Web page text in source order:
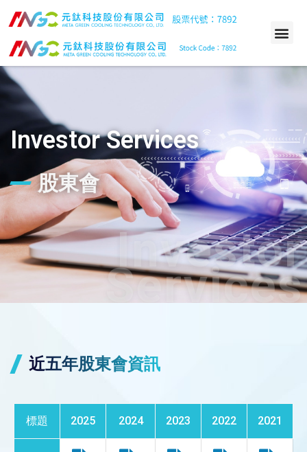
Investor Services
股東會
Investor
Services
近五年股東會資訊
標題 2025 2024 2023 2022 2021